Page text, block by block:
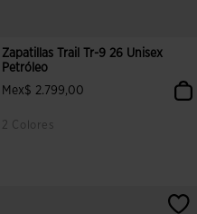
Zapatillas Trail Tr-9 26 Unisex
Petróleo
Mex$ 2.799,00
2 Colores
4.4 sobre 5 de valoración de